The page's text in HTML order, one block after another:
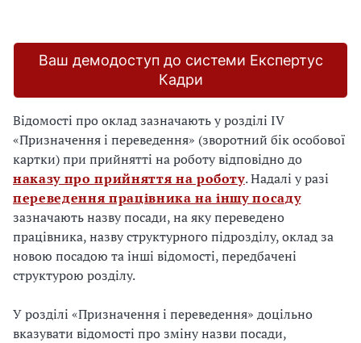
Ваш демодоступ до системи Експертус
Кадри
Відомості про оклад зазначають у розділі IV
«Призначення і переведення» (зворотний бік особової
картки) при прийнятті на роботу відповідно до
наказу про прийняття на роботу. Надалі у разі
переведення працівника на іншу посаду
зазначають назву посади, на яку переведено
працівника, назву структурного підрозділу, оклад за
новою посадою та інші відомості, передбачені
структурою розділу.
У розділі «Призначення і переведення» доцільно
вказувати відомості про зміну назви посади,